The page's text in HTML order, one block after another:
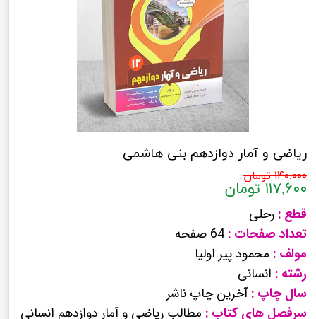
ریاضی و آمار دوازدهم بنی هاشمی
۱۴۰,۰۰۰ تومان
۱۱۷,۶۰۰ تومان
قطع : رحلی
تعداد صفحات : 64 صفحه
مولف : محمود پیر اولیا
رشته : انسانی
سال چاپ :آخرین چاپ ناشر
سرفصل های کتاب : مطالب ریاضی و آمار دوازدهم انسانی